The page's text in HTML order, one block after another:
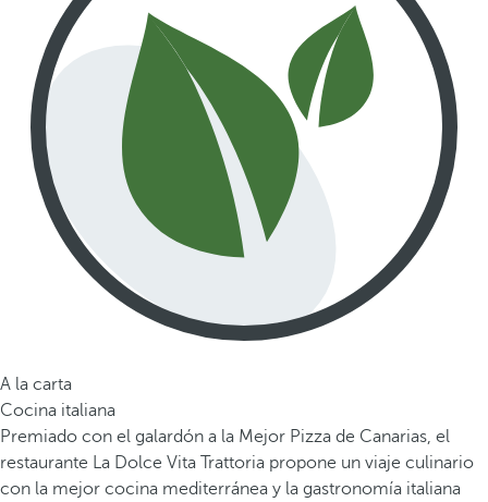
A la carta
Cocina italiana
Premiado con el galardón a la Mejor Pizza de Canarias, el
restaurante La Dolce Vita Trattoria propone un viaje culinario
con la mejor cocina mediterránea y la gastronomía italiana